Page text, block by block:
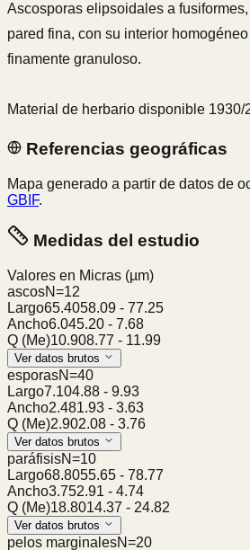
Ascosporas elipsoidales a
pared fina, con su interior
finamente granuloso.
Material de herbario disponible 1930/
Referencias geográficas
Mapa generado a partir de datos de
GBIF.
Medidas del estudio
Valores en Micras (µm)
ascosN=12
Largo65.4058.09 - 77.25
Ancho6.045.20 - 7.68
Q (Me)10.908.77 - 11.99
Ver datos brutos
esporasN=40
Largo7.104.88 - 9.93
Ancho2.481.93 - 3.63
Q (Me)2.902.08 - 3.76
Ver datos brutos
paráfisisN=10
Largo68.8055.65 - 78.77
Ancho3.752.91 - 4.74
Q (Me)18.8014.37 - 24.82
Ver datos brutos
pelos marginalesN=20